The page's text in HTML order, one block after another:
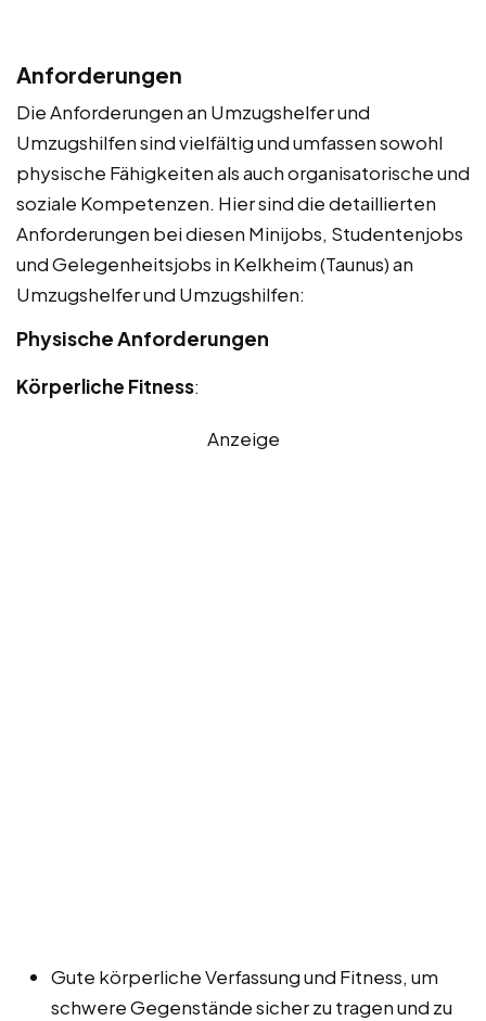
Anforderungen
Die Anforderungen an Umzugshelfer und
Umzugshilfen sind vielfältig und umfassen sowohl
physische Fähigkeiten als auch organisatorische und
soziale Kompetenzen. Hier sind die detaillierten
Anforderungen bei diesen Minijobs, Studentenjobs
und Gelegenheitsjobs in Kelkheim (Taunus) an
Umzugshelfer und Umzugshilfen:
Physische Anforderungen
Körperliche Fitness:
Anzeige
Gute körperliche Verfassung und Fitness, um
schwere Gegenstände sicher zu tragen und zu